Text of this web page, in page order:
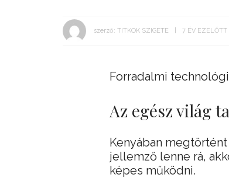
szerző: TITKOK SZIGETE 7 ÉV EZELŐTT
Forradalmi
Az egész világ
Kenyában megtörtént
jellemző lenne rá,
képes működni.